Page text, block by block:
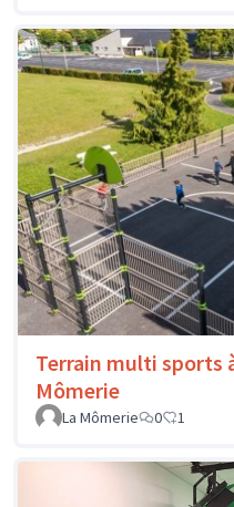
Terrain multi sports
Mômerie
La Mômerie
0 1